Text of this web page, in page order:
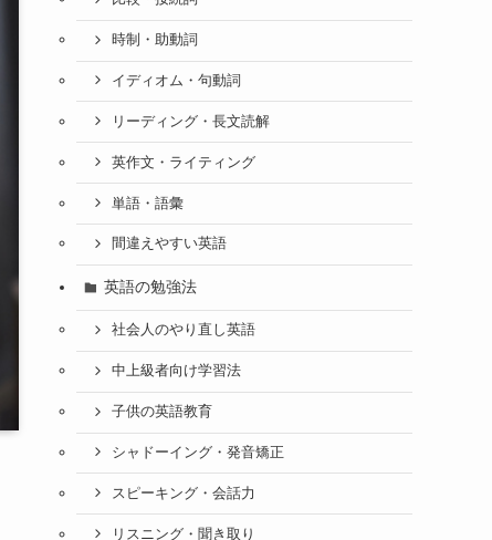
時制・助動詞
イディオム・句動詞
リーディング・長文読解
英作文・ライティング
単語・語彙
間違えやすい英語
英語の勉強法
社会人のやり直し英語
中上級者向け学習法
子供の英語教育
シャドーイング・発音矯正
スピーキング・会話力
リスニング・聞き取り